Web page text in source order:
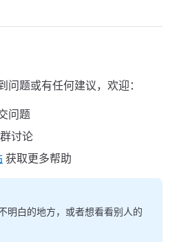
问题或有任何建议，欢迎：
问题
讨论
获取更多帮助
明白的地方，或者想看看别人的